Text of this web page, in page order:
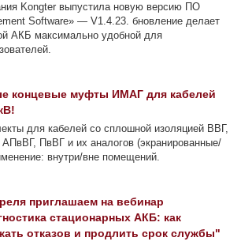
Kongter выпустила новую версию ПО
Software» — V1.4.23. бновление делает
АКБ максимально удобной для
концевые муфты ИМАГ для кабелей
для кабелей со сплошной изоляцией ВВГ,
ПвВГ и их аналогов (экранированные/
внутри/вне помещений.
приглашаем на вебинар
стационарных АКБ: как
отказов и продлить срок службы"